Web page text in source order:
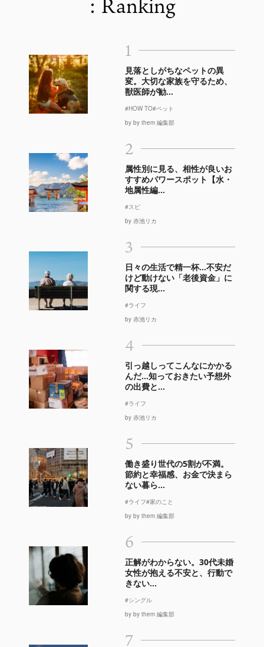
1
見落としがちなペットの異
変。大切な家族を守るため、
獣医師が勧...
#HOW TO#ペット
by by them 編集部
2
属性別に見る、相性が良いお
すすめパワースポット【水・
地属性編...
#スピ
by 赤池リカ
3
日々の生活で精一杯…不安だ
けど動けない「老後資金」に
関する現...
#ライフ
by 赤池リカ
4
引っ越しってこんなにかかる
んだ…知っておきたい予想外
の出費と...
#ライフ
by 赤池リカ
5
働き盛り世代の5割が不満。
節約と幸福感、お金で決まら
ない暮ら...
#ライフ#家のこと
by by them 編集部
6
正解がわからない。30代未婚
女性が抱える不安と、行動で
きない...
#シングル
by by them 編集部
7